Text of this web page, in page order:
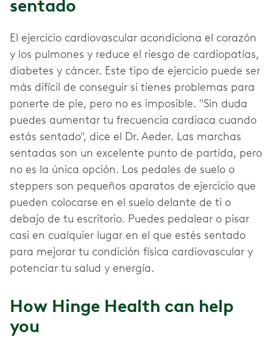
sentado
El ejercicio cardiovascular acondiciona el corazón
y los pulmones y reduce el riesgo de cardiopatías,
diabetes y cáncer. Este tipo de ejercicio puede ser
más difícil de conseguir si tienes problemas para
ponerte de pie, pero no es imposible. "Sin duda
puedes aumentar tu frecuencia cardiaca cuando
estás sentado", dice el Dr. Aeder. Las marchas
sentadas son un excelente punto de partida, pero
no es la única opción. Los pedales de suelo o
steppers son pequeños aparatos de ejercicio que
pueden colocarse en el suelo delante de ti o
debajo de tu escritorio. Puedes pedalear o pisar
casi en cualquier lugar en el que estés sentado
para mejorar tu condición física cardiovascular y
potenciar tu salud y energía.
How Hinge Health can help
you